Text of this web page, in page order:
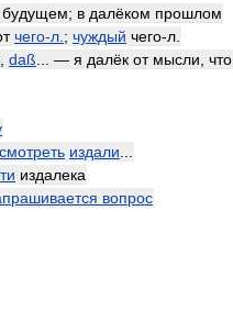
будущем; в далёком прошлом
чего-л ; чуждый чего-л
daß ... — я далёк от мысли что
смотреть издали
издалека
вопрос